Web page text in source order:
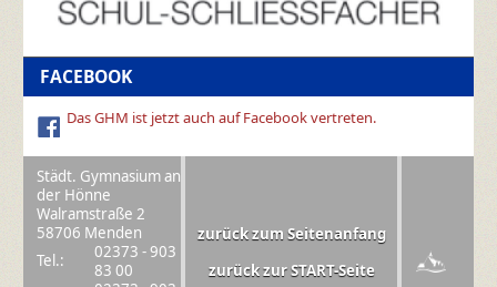
Städt. Gymnasium an
der Hönne
zurück zum Seitenanfang
zurück zur START-Seite
Walramstraße 2
58706 Menden
Tel.:
02373 - 903
83 00
FACEBOOK
Das GHM ist jetzt auch auf Facebook vertreten.